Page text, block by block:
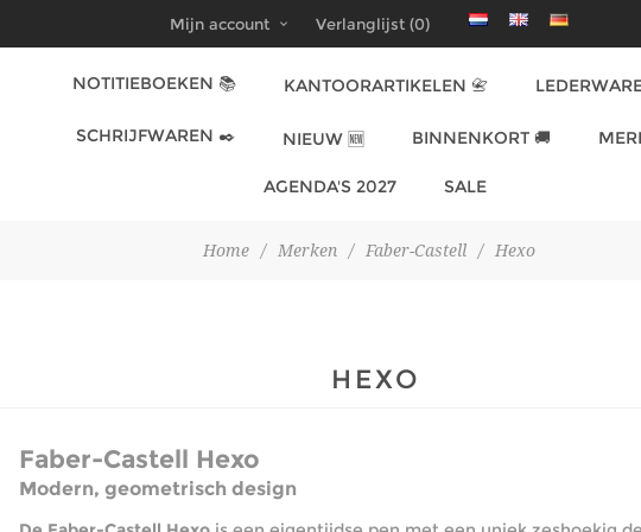
Mijn account Verlanglijst (0)
NOTITIEBOEKEN 📚 KANTOORARTIKELEN 📇
SCHRIJFWAREN ✒️ NIEUW 🆕 BINNENKORT 🚚
AGENDA'S 2027 SALE
Home / Merken / Faber-Castell / Hexo
HEXO
Faber-Castell Hexo
Modern, geometrisch design